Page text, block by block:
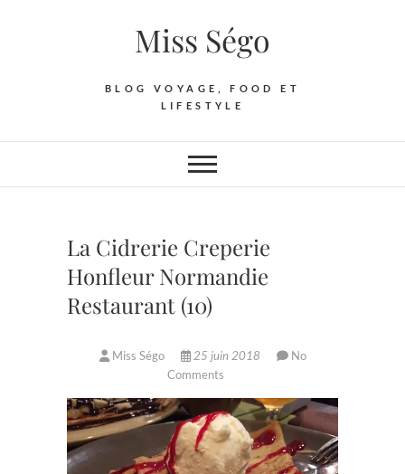
Miss Ségo
BLOG VOYAGE, FOOD ET
LIFESTYLE
La Cidrerie Creperie
Honfleur Normandie
Restaurant (10)
Miss Ségo 25 juin 2018
No
Comments